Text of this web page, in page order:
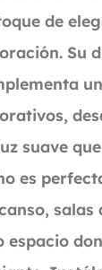
de
Su
suave
es
espacio